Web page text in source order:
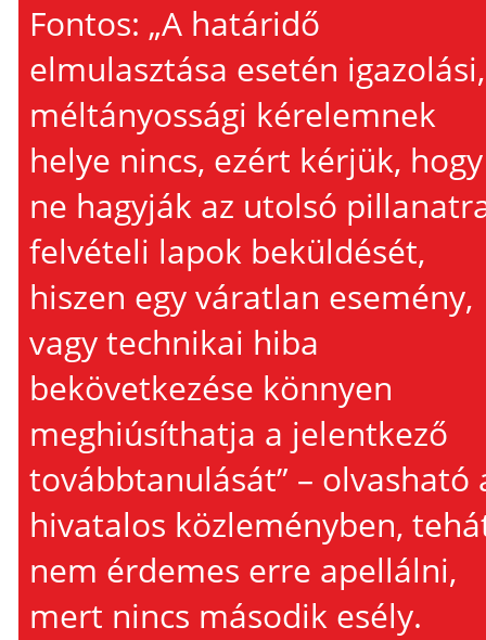
Fontos: „A határidő
elmulasztása esetén igazolási,
méltányossági kérelemnek
helye nincs, ezért kérjük, hogy
ne hagyják az utolsó
felvételi lapok beküldését,
hiszen egy váratlan esemény,
vagy technikai hiba
bekövetkezése könnyen
meghiúsíthatja a jelentkező
továbbtanulását” – olvasható
hivatalos közleményben,
nem érdemes erre apellálni,
mert nincs második esély.